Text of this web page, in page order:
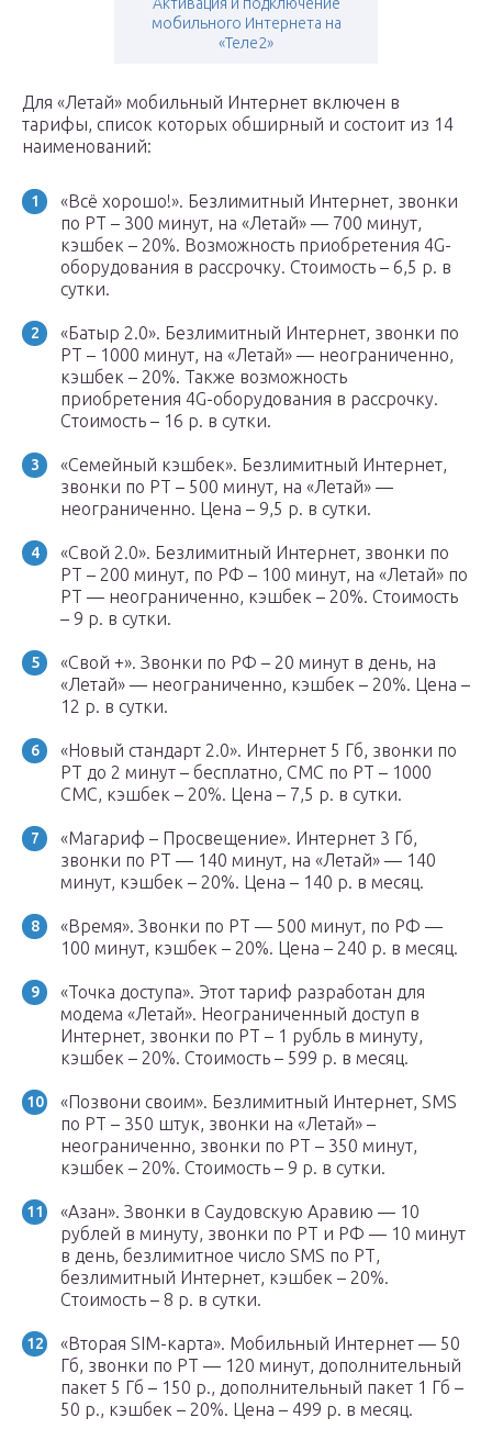
мобильного Интернета на
«Теле2»
Для «Летай» мобильный Интернет включен в
тарифы, список которых обширный и состоит из 14
наименований:
«Всё хорошо!». Безлимитный Интернет, звонки
по РТ – 300 минут, на «Летай» — 700 минут,
кэшбек – 20%. Возможность приобретения 4G-
оборудования в рассрочку. Стоимость – 6,5 р. в
сутки.
«Батыр 2.0». Безлимитный Интернет, звонки по
РТ – 1000 минут, на «Летай» — неограниченно,
кэшбек – 20%. Также возможность
приобретения 4G-оборудования в рассрочку.
Стоимость – 16 р. в сутки.
«Семейный кэшбек». Безлимитный Интернет,
звонки по РТ – 500 минут, на «Летай» —
неограниченно. Цена – 9,5 р. в сутки.
«Свой 2.0». Безлимитный Интернет, звонки по
РТ – 200 минут, по РФ – 100 минут, на «Летай» по
РТ — неограниченно, кэшбек – 20%. Стоимость
– 9 р. в сутки.
«Свой +». Звонки по РФ – 20 минут в день, на
«Летай» — неограниченно, кэшбек – 20%. Цена –
12 р. в сутки.
«Новый стандарт 2.0». Интернет 5 Гб, звонки по
РТ до 2 минут – бесплатно, СМС по РТ – 1000
СМС, кэшбек – 20%. Цена – 7,5 р. в сутки.
«Магариф – Просвещение». Интернет 3 Гб,
звонки по РТ — 140 минут, на «Летай» — 140
минут, кэшбек – 20%. Цена – 140 р. в месяц.
«Время». Звонки по РТ — 500 минут, по РФ —
100 минут, кэшбек – 20%. Цена – 240 р. в месяц.
«Точка доступа». Этот тариф разработан для
модема «Летай». Неограниченный доступ в
Интернет, звонки по РТ – 1 рубль в минуту,
кэшбек – 20%. Стоимость – 599 р. в месяц.
«Позвони своим». Безлимитный Интернет, SMS
по РТ – 350 штук, звонки на «Летай» –
неограниченно, звонки по РТ – 350 минут,
кэшбек – 20%. Стоимость – 9 р. в сутки.
«Азан». Звонки в Саудовскую Аравию — 10
рублей в минуту, звонки по РТ и РФ — 10 минут
в день, безлимитное число SMS по РТ,
безлимитный Интернет, кэшбек – 20%.
Стоимость – 8 р. в сутки.
«Вторая SIM-карта». Мобильный Интернет — 50
Гб, звонки по РТ — 120 минут, дополнительный
пакет 5 Гб – 150 р., дополнительный пакет 1 Гб –
50 р., кэшбек – 20%. Цена – 499 р. в месяц.